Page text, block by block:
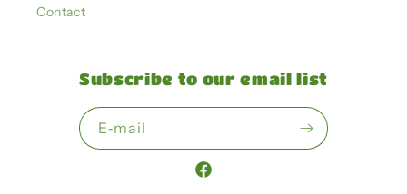
Contact
Subscribe to our email list
E‑mail
Facebook